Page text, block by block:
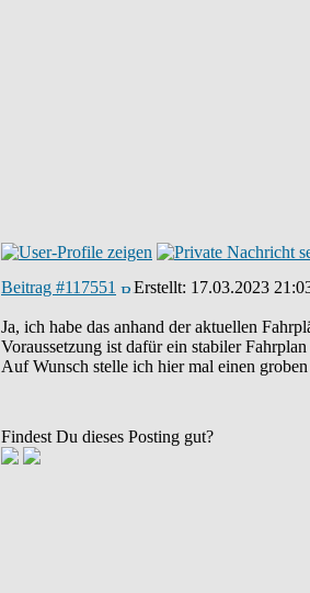
Beitrag #117551 Erstellt: 17.03.2023
Ja, ich habe das anhand der aktuellen
Voraussetzung ist dafür ein stabiler
Auf Wunsch stelle ich hier mal einen
Findest Du dieses Posting gut?